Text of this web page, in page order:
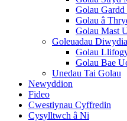
Golau
Golau â
Golau Mast
Goleuadau
Golau
Golau Bae
Unedau Tai Golau
Newyddion
Fideo
Cwestiynau Cyffredin
Cysylltwch â Ni